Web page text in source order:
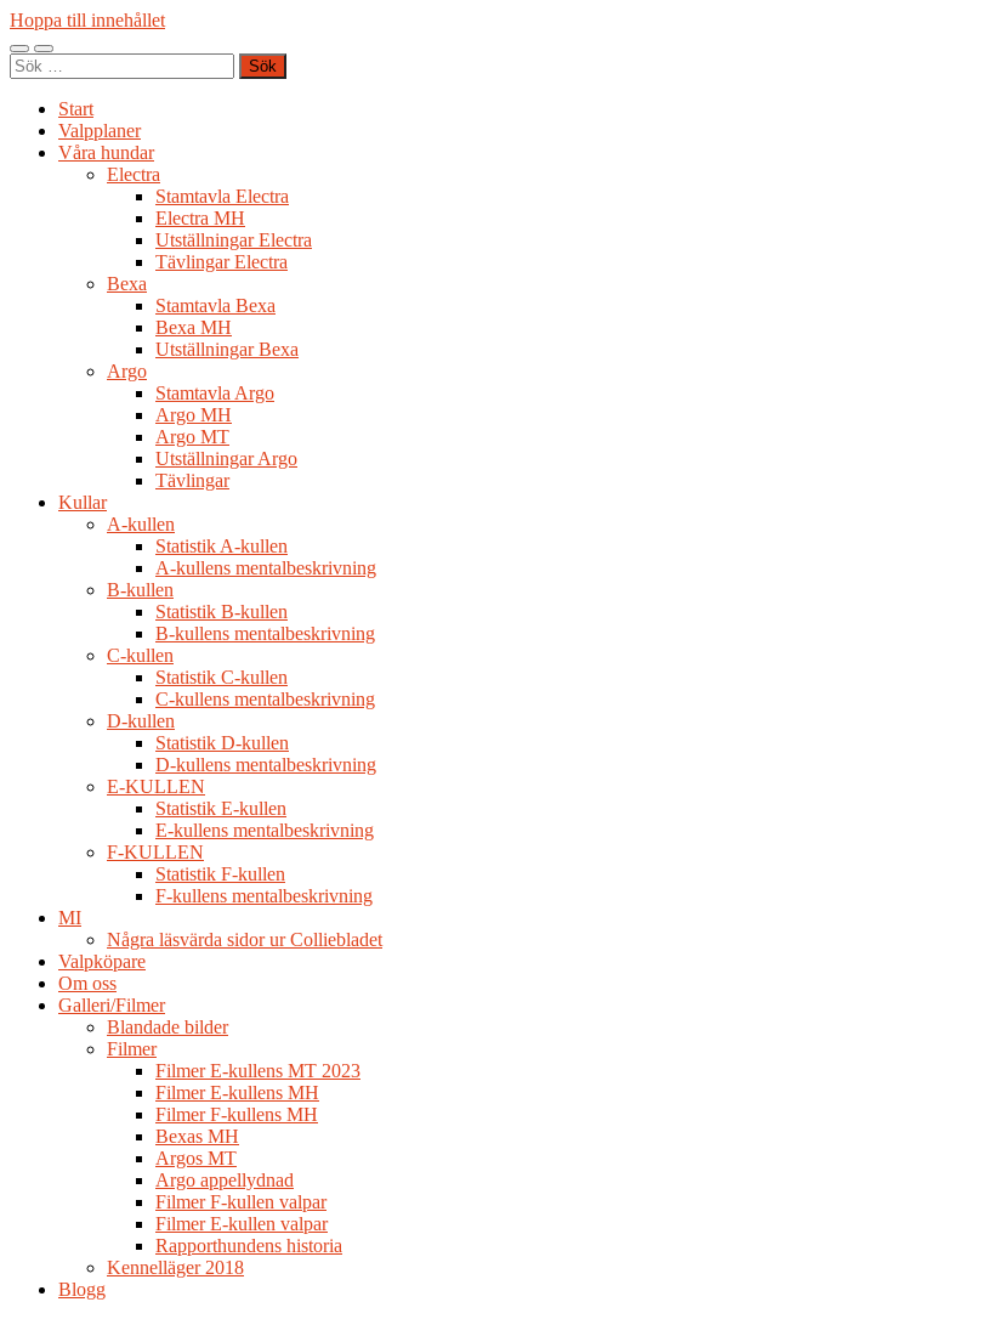
Hoppa till innehållet
Slå
på/av
Slå
på/av
Sök
efter:
Start
Valpplaner
Våra hundar
Electra
Stamtavla Electra
Electra MH
Utställningar Electra
Tävlingar Electra
Bexa
Stamtavla Bexa
Bexa MH
Utställningar Bexa
Argo
Stamtavla Argo
Argo MH
Argo MT
Utställningar Argo
Tävlingar
Kullar
A-kullen
Statistik A-kullen
A-kullens mentalbeskrivning
B-kullen
Statistik B-kullen
B-kullens mentalbeskrivning
C-kullen
Statistik C-kullen
C-kullens mentalbeskrivning
D-kullen
Statistik D-kullen
D-kullens mentalbeskrivning
E-KULLEN
Statistik E-kullen
E-kullens mentalbeskrivning
F-KULLEN
Statistik F-kullen
F-kullens mentalbeskrivning
MI
Några läsvärda sidor ur Colliebladet
Valpköpare
Om oss
Galleri/Filmer
Blandade bilder
Filmer
Filmer E-kullens MT 2023
Filmer E-kullens MH
Filmer F-kullens MH
Bexas MH
Argos MT
Argo appellydnad
Filmer F-kullen valpar
Filmer E-kullen valpar
Rapporthundens historia
Kennelläger 2018
Blogg